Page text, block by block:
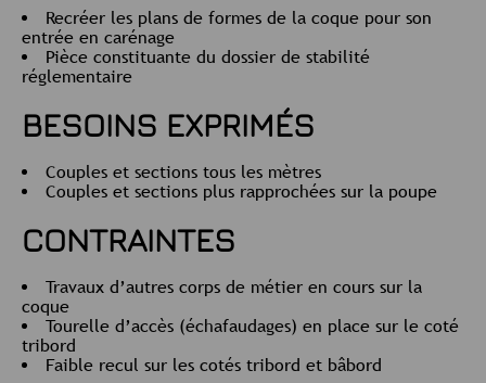
Recréer les plans de formes de la coque pour son
entrée en carénage
Pièce constituante du dossier de stabilité
réglementaire
BESOINS EXPRIMÉS
Couples et sections tous les mètres
Couples et sections plus rapprochées sur la poupe
CONTRAINTES
Travaux d’autres corps de métier en cours sur la
coque
Tourelle d’accès (échafaudages) en place sur le coté
tribord
Faible recul sur les cotés tribord et bâbord